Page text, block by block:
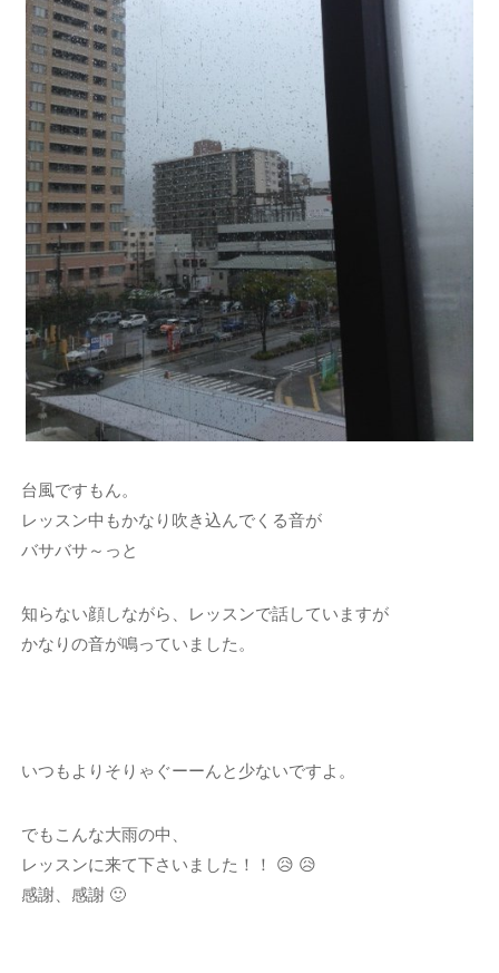
台風ですもん。
レッスン中もかなり吹き込んでくる音が
バサバサ～っと
知らない顔しながら、レッスンで話していますが
かなりの音が鳴っていました。
いつもよりそりゃぐーーんと少ないですよ。
でもこんな大雨の中、
レッスンに来て下さいました！！ 😥 😥
感謝、感謝 🙂